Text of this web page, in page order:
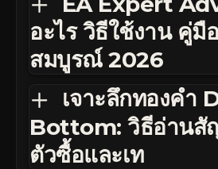
อะไร วิธีใช้งาน คู่มื
สมบูรณ์ 2026
เจาะลึกทองคำ
Bottom: วิธีอ่าน
ตัวซื้อและเท